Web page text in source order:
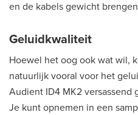
en de kabels gewicht
Geluidkwaliteit
Hoewel het oog ook wat wil,
natuurlijk vooral voor het
Audient ID4 MK2 versassend
Je kunt opnemen in een